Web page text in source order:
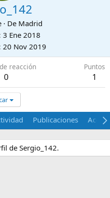
· De Madrid
3 Ene 2018
20 Nov 2019
reacción
0
Puntos
1
Publicaciones Acerca
de Sergio_142.